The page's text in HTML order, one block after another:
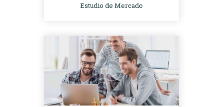
Estudio de Mercado